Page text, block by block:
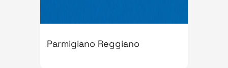
Parmigiano Reggiano